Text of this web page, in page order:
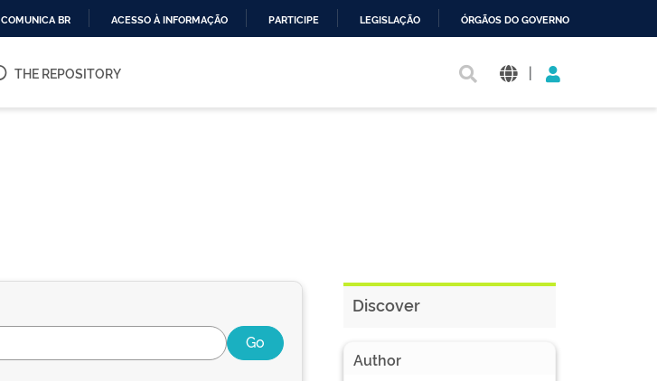
O
COMUNICA BR ACESSO À INFORMAÇÃO PARTICIPE LEGISLAÇÃO ÓRGÃOS DO GOVERNO
THE REPOSITORY |
Discover
Author